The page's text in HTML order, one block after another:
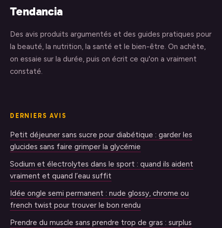
Tendancia
Des avis produits argumentés et des guides pratiques pour
la beauté, la nutrition, la santé et le bien-être. On achète,
on essaie sur la durée, puis on écrit ce qu'on a vraiment
constaté.
DERNIERS AVIS
Petit déjeuner sans sucre pour diabétique : garder les
glucides sans faire grimper la glycémie
Sodium et électrolytes dans le sport : quand ils aident
vraiment et quand l’eau suffit
Idée ongle semi permanent : nude glossy, chrome ou
french twist pour trouver le bon rendu
Prendre du muscle sans prendre trop de gras : surplus